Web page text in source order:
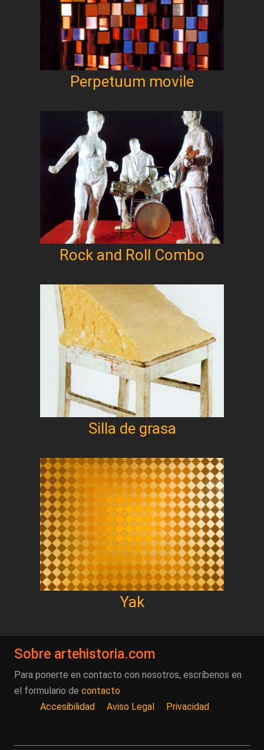
Perpetuum movile
Rock and Roll Combo
Silla de grasa
Yak
Sobre artehistoria.com
Para ponerte en contacto con nosotros, escríbenos en
el formulario de contacto
Accesibilidad
Aviso Legal Privacidad